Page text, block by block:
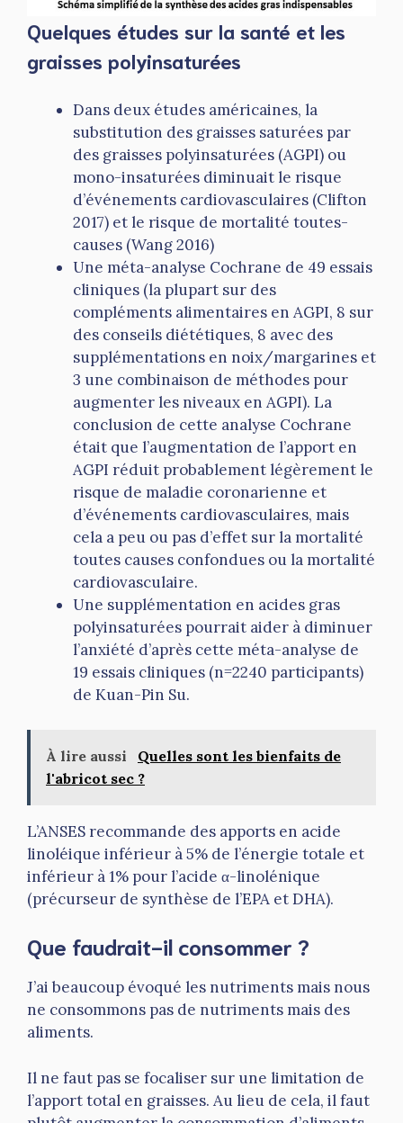
Quelques études sur la santé et les
graisses polyinsaturées
Dans deux études américaines, la
substitution des graisses saturées par
des graisses polyinsaturées (AGPI) ou
mono-insaturées diminuait le risque
d’événements cardiovasculaires (Clifton
2017) et le risque de mortalité toutes-
causes (Wang 2016)
Une méta-analyse Cochrane de 49 essais
cliniques (la plupart sur des
compléments alimentaires en AGPI, 8 sur
des conseils diététiques, 8 avec des
supplémentations en noix/margarines et
3 une combinaison de méthodes pour
augmenter les niveaux en AGPI). La
conclusion de cette analyse Cochrane
était que l’augmentation de l’apport en
AGPI réduit probablement légèrement le
risque de maladie coronarienne et
d’événements cardiovasculaires, mais
cela a peu ou pas d’effet sur la mortalité
toutes causes confondues ou la mortalité
cardiovasculaire.
Une supplémentation en acides gras
polyinsaturées pourrait aider à diminuer
l’anxiété d’après cette méta-analyse de
19 essais cliniques (n=2240 participants)
de Kuan-Pin Su.
À lire aussi
Quelles sont les bienfaits de
l'abricot sec ?
L’ANSES recommande des apports en acide
linoléique inférieur à 5% de l’énergie totale et
inférieur à 1% pour l’acide α-linolénique
(précurseur de synthèse de l’EPA et DHA).
Que faudrait-il consommer ?
J’ai beaucoup évoqué les nutriments mais nous
ne consommons pas de nutriments mais des
aliments.
Il ne faut pas se focaliser sur une limitation de
l’apport total en graisses. Au lieu de cela, il faut